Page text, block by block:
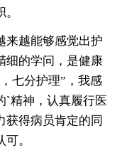
越能够感觉出护
细的学问，是健康
七分护理”，我感
`精神，认真履行医
获得病员肯定的同
。